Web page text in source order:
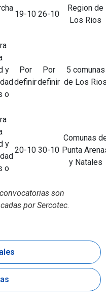
19-10 26-10
Region de
Los Rios
y
o
Por
definir
Por
definir
5 comunas
de Los
y
o
20-10 30-10
Comunas
Punta
y Natales
son
por Sercotec.